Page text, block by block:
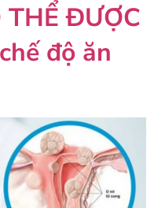
THỂ ĐƯỢC
độ ăn